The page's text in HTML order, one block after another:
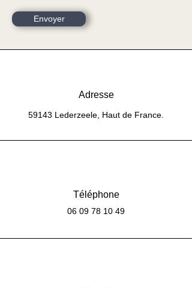
Envoyer
Adresse
59143 Lederzeele, Haut de France.
Téléphone
06 09 78 10 49